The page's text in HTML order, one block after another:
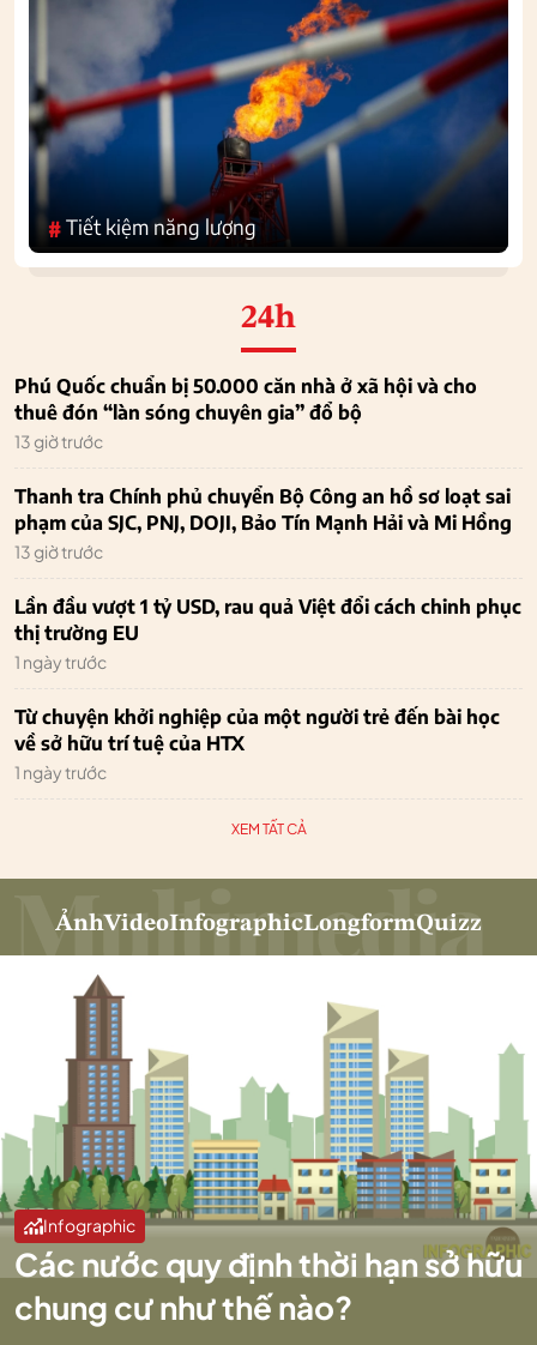
#Tiết kiệm năng lượng
24h
Phú Quốc chuẩn bị 50.000 căn nhà ở xã hội và cho
thuê đón “làn sóng chuyên gia” đổ bộ
13 giờ trước
Thanh tra Chính phủ chuyển Bộ Công an hồ sơ loạt sai
phạm của SJC, PNJ, DOJI, Bảo Tín Mạnh Hải và Mi Hồng
13 giờ trước
Lần đầu vượt 1 tỷ USD, rau quả Việt đổi cách chinh phục
thị trường EU
1 ngày trước
Từ chuyện khởi nghiệp của một người trẻ đến bài học
về sở hữu trí tuệ của HTX
1 ngày trước
XEM TẤT CẢ
ẢnhVideoInfographicLongformQuizz
Infographic
Các nước quy định thời hạn sở hữu
chung cư như thế nào?